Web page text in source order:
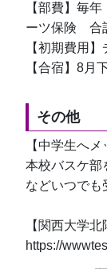
【部費】毎
ーツ保険　合
【初期費用
【合宿】8月
その他
【中学生へメ
本校バスケ部
などいつでも
【関西大学北
https://